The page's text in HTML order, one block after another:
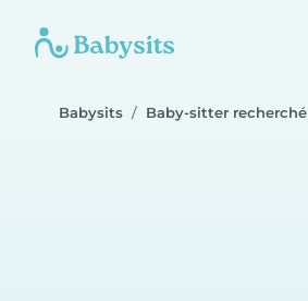
Babysits Baby-sitter recherché